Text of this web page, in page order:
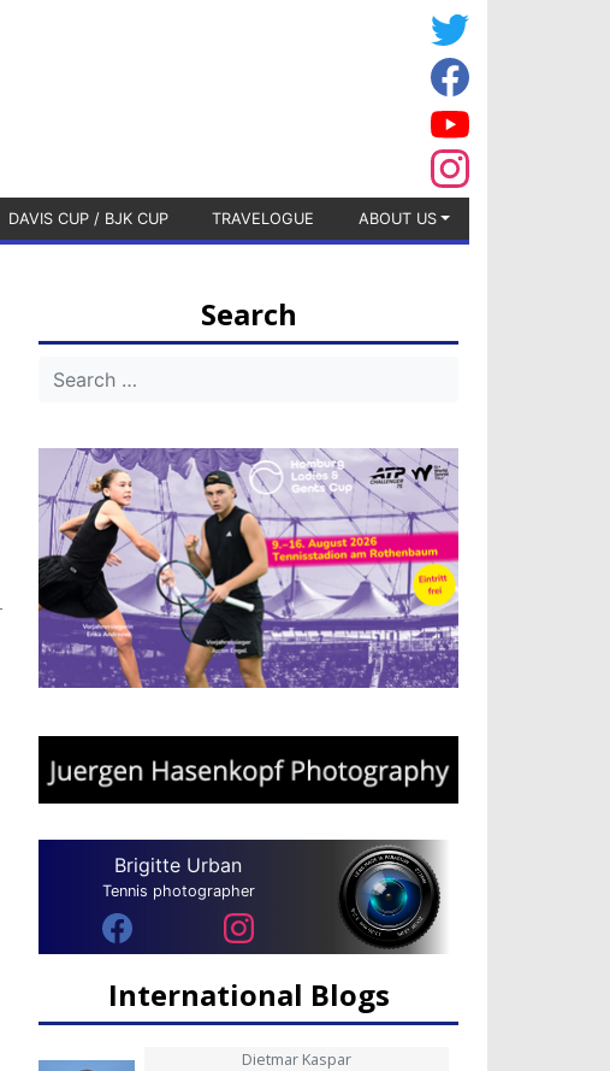
DAVIS CUP / BJK CUP TRAVELOGUE ABOUT US
Search
Brigitte Urban
Tennis photographer
International Blogs
Dietmar Kaspar